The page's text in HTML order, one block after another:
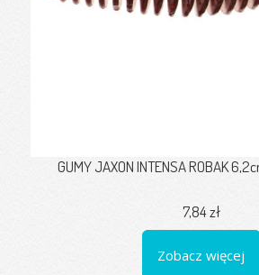
GUMY JAXON INTENSA ROBAK
7,84 zł
Zobacz więcej